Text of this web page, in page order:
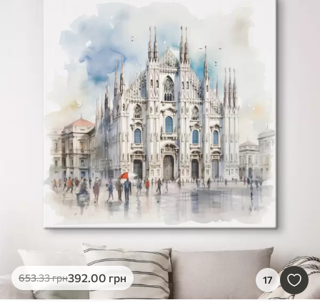
653.33грн392.00 грн 17